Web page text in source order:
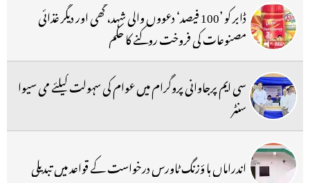
ڈابر کو ’100 فیصد‘ دعووں والی شہد، گھی اور دیگر غذائی
مصنوعات کی فروخت روکنے کا حکم
سی ایم پرجاوانی پروگرام میں عوام کی سہولت کیلئے می سیوا
سنٹر
اندراماں ہا ؤزنگ ٹاورس درخواست کے قواعد میں تبدیلی